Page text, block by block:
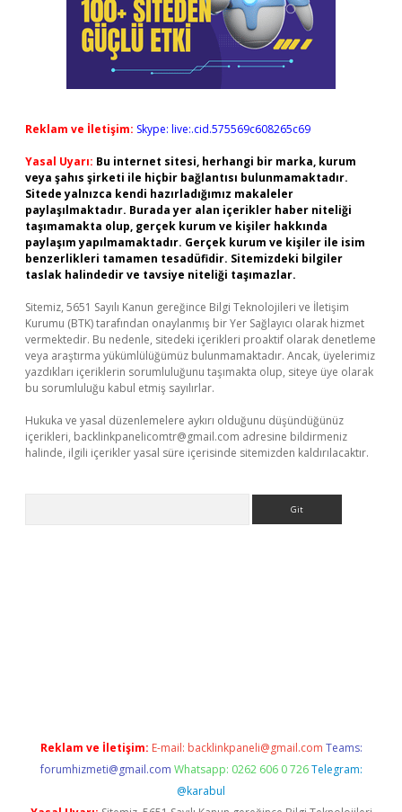
Reklam ve İletişim: Skype: live:.cid.575569c608265c69
Yasal Uyarı: Bu internet sitesi, herhangi bir marka, kurum
veya şahıs şirketi ile hiçbir bağlantısı bulunmamaktadır.
Sitede yalnızca kendi hazırladığımız makaleler
paylaşılmaktadır. Burada yer alan içerikler haber niteliği
taşımamakta olup, gerçek kurum ve kişiler hakkında
paylaşım yapılmamaktadır. Gerçek kurum ve kişiler ile isim
benzerlikleri tamamen tesadüfidir. Sitemizdeki bilgiler
taslak halindedir ve tavsiye niteliği taşımazlar.
Sitemiz, 5651 Sayılı Kanun gereğince Bilgi Teknolojileri ve İletişim
Kurumu (BTK) tarafından onaylanmış bir Yer Sağlayıcı olarak hizmet
vermektedir. Bu nedenle, sitedeki içerikleri proaktif olarak denetleme
veya araştırma yükümlülüğümüz bulunmamaktadır. Ancak, üyelerimiz
yazdıkları içeriklerin sorumluluğunu taşımakta olup, siteye üye olarak
bu sorumluluğu kabul etmiş sayılırlar.
Hukuka ve yasal düzenlemelere aykırı olduğunu düşündüğünüz
içerikleri, backlinkpanelicomtr@gmail.com adresine bildirmeniz
halinde, ilgili içerikler yasal süre içerisinde sitemizden kaldırılacaktır.
Reklam ve İletişim: E-mail: backlinkpaneli@gmail.com Teams:
forumhizmeti@gmail.com Whatsapp: 0262 606 0 726 Telegram:
@karabul